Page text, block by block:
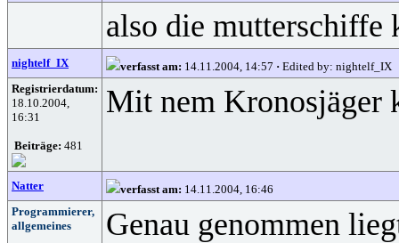
also die mutterschiffe
nightelf_IX verfasst am: 14.11.2004, 14:57 · Edited by: nightelf_IX
Registrierdatum:
18.10.2004,
16:31
Beiträge: 481
Mit nem Kronosjäger
Natter verfasst am: 14.11.2004, 16:46
Programmierer,
allgemeines
Genau genommen